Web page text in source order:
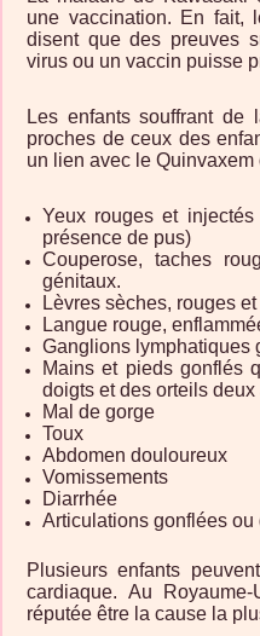
une vaccination. En fait,
disent que des preuves
virus ou un vaccin puisse
Les enfants souffrant de
proches de ceux des
un lien avec le
Yeux rouges et
présence de pus)
Couperose, taches
génitaux.
Lèvres sèches, rouges
Langue rouge,
Ganglions lymphatiques
Mains et pieds gonflés
doigts et des orteils
Mal de gorge
Toux
Abdomen douloureux
Vomissements
Diarrhée
Articulations gonflées ou
Plusieurs enfants
cardiaque. Au
réputée être la cause la